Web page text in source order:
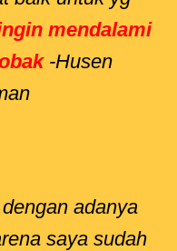
mendalami
-Husen
adanya
saya sudah